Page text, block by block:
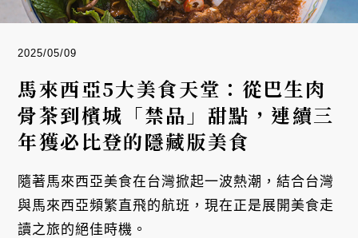
2025/05/09
馬來西亞5大美食天堂：從巴生肉
骨茶到檳城「禁品」甜點，連續三
年獲必比登的隱藏版美食
隨著馬來西亞美食在台灣掀起一波熱潮，結合台灣
與馬來西亞頻繁直飛的航班，現在正是展開美食走
讀之旅的絕佳時機。